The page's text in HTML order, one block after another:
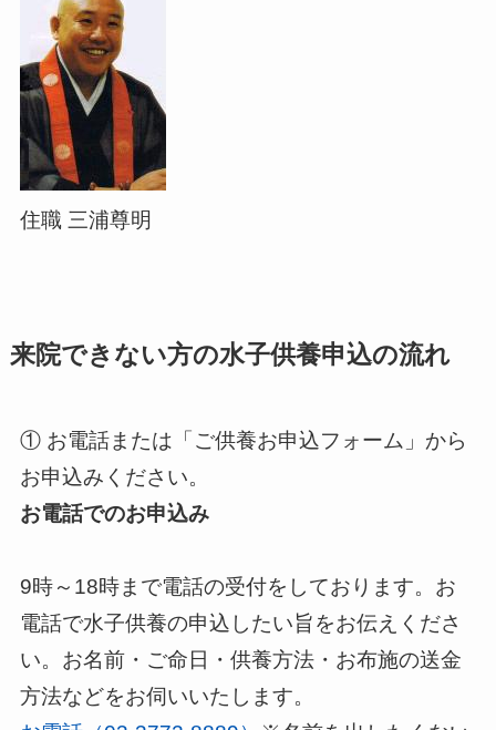
住職 三浦尊明
来院できない方の水子供養申込の流れ
① お電話または「ご供養お申込フォーム」から
お申込みください。
お電話でのお申込み
9時～18時まで電話の受付をしております。お
電話で水子供養の申込したい旨をお伝えくださ
い。お名前・ご命日・供養方法・お布施の送金
方法などをお伺いいたします。